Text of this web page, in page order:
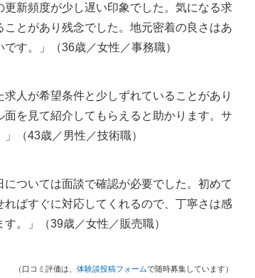
更新頻度が少し遅い印象でした。気になる求
とがあり残念でした。地元密着の良さはあ
す。」（36歳／女性／事務職）
人が希望条件と少しずれていることがあり
を見て紹介してもらえると助かります。サ
（43歳／男性／技術職）
ついては面談で確認が必要でした。初めて
ばすぐに対応してくれるので、丁寧さは感
。」（39歳／女性／販売職）
（口コミ評価は、 体験談投稿フォームで随時募集しています）